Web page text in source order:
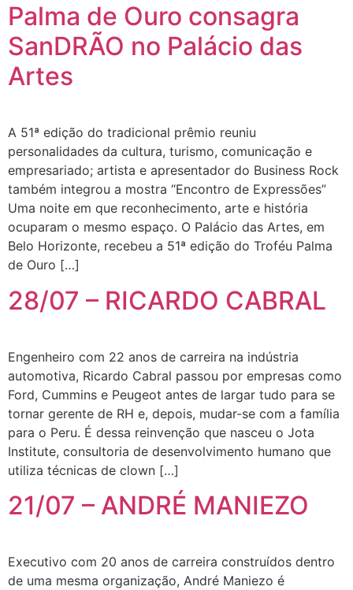
Palma de Ouro consagra
SanDRÃO no Palácio das
Artes
A 51ª edição do tradicional prêmio reuniu
personalidades da cultura, turismo, comunicação e
empresariado; artista e apresentador do Business Rock
também integrou a mostra “Encontro de Expressões”
Uma noite em que reconhecimento, arte e história
ocuparam o mesmo espaço. O Palácio das Artes, em
Belo Horizonte, recebeu a 51ª edição do Troféu Palma
de Ouro […]
28/07 – RICARDO CABRAL
Engenheiro com 22 anos de carreira na indústria
automotiva, Ricardo Cabral passou por empresas como
Ford, Cummins e Peugeot antes de largar tudo para se
tornar gerente de RH e, depois, mudar-se com a família
para o Peru. É dessa reinvenção que nasceu o Jota
Institute, consultoria de desenvolvimento humano que
utiliza técnicas de clown […]
21/07 – ANDRÉ MANIEZO
Executivo com 20 anos de carreira construídos dentro
de uma mesma organização, André Maniezo é